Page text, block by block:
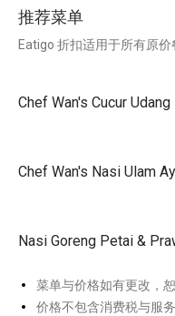
推荐菜单
Eatigo 折扣适用于所有原
Chef Wan's Cucur Udang
Chef Wan's Nasi Ulam
Nasi Goreng Petai &
菜单与价格如有更改，
价格不包含消费税与服